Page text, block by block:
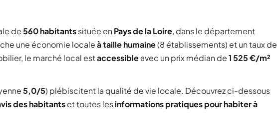
de560 habitantssituée en Pays de la Loire, dans le département
une économie localeà taille humaine(8 établissements) et un taux de
le marché local estaccessibleavec un prix médian de1 525 €/m²
5,0/5) plébiscitent la qualité de vie locale. Découvrez ci-dessous
des habitantset toutes lesinformations pratiques pour habiter à